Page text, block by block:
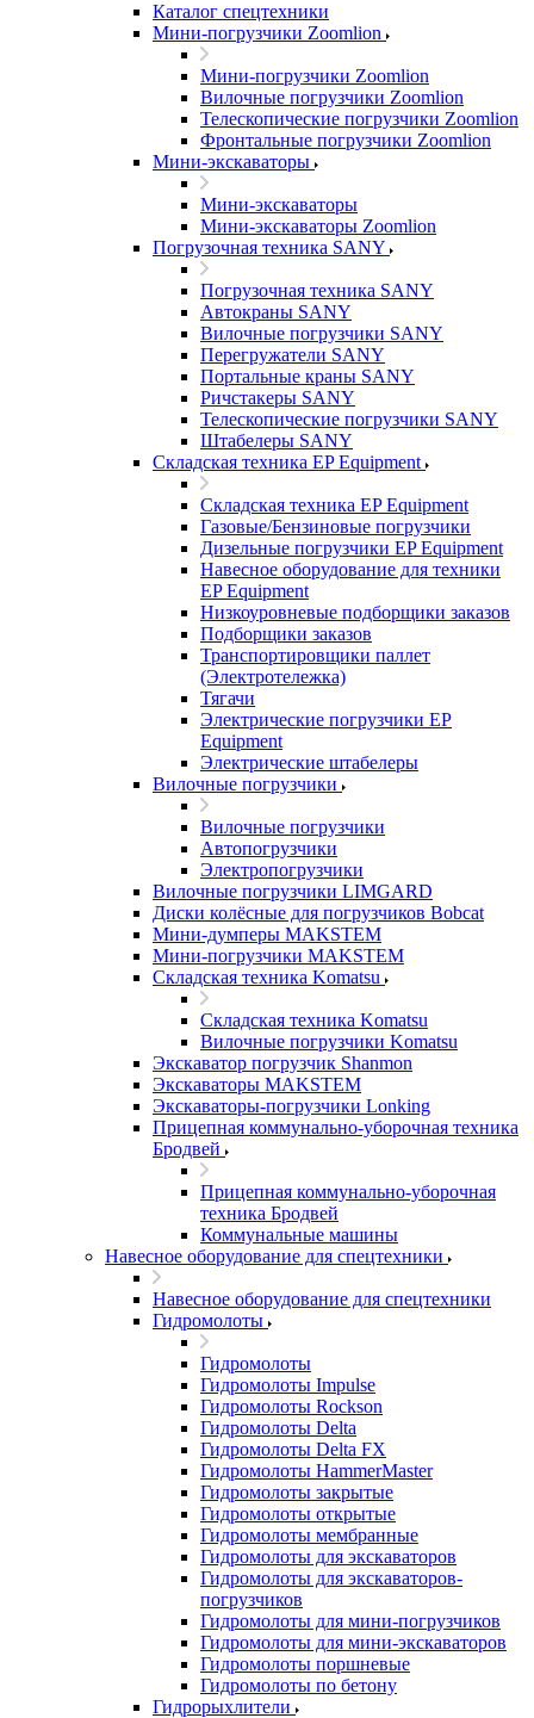
Каталог спецтехники
Мини-погрузчики Zoomlion
Мини-погрузчики Zoomlion
Вилочные погрузчики Zoomlion
Телескопические погрузчики Zoomlion
Фронтальные погрузчики Zoomlion
Мини-экскаваторы
Мини-экскаваторы
Мини-экскаваторы Zoomlion
Погрузочная техника SANY
Погрузочная техника SANY
Автокраны SANY
Вилочные погрузчики SANY
Перегружатели SANY
Портальные краны SANY
Ричстакеры SANY
Телескопические погрузчики SANY
Штабелеры SANY
Складская техника EP Equipment
Складская техника EP Equipment
Газовые/Бензиновые погрузчики
Дизельные погрузчики EP Equipment
Навесное оборудование для техники
EP Equipment
Низкоуровневые подборщики заказов
Подборщики заказов
Транспортировщики паллет
(Электротележка)
Тягачи
Электрические погрузчики EP
Equipment
Электрические штабелеры
Вилочные погрузчики
Вилочные погрузчики
Автопогрузчики
Электропогрузчики
Вилочные погрузчики LIMGARD
Диски колёсные для погрузчиков Bobcat
Мини-думперы MAKSTEM
Мини-погрузчики MAKSTEM
Складская техника Komatsu
Складская техника Komatsu
Вилочные погрузчики Komatsu
Экскаватор погрузчик Shanmon
Экскаваторы MAKSTEM
Экскаваторы-погрузчики Lonking
Прицепная коммунально-уборочная техника
Бродвей
Прицепная коммунально-уборочная
техника Бродвей
Коммунальные машины
Навесное оборудование для спецтехники
Навесное оборудование для спецтехники
Гидромолоты
Гидромолоты
Гидромолоты Impulse
Гидромолоты Rockson
Гидромолоты Delta
Гидромолоты Delta FX
Гидромолоты HammerMaster
Гидромолоты закрытые
Гидромолоты открытые
Гидромолоты мембранные
Гидромолоты для экскаваторов
Гидромолоты для экскаваторов-
погрузчиков
Гидромолоты для мини-погрузчиков
Гидромолоты для мини-экскаваторов
Гидромолоты поршневые
Гидромолоты по бетону
Гидрорыхлители